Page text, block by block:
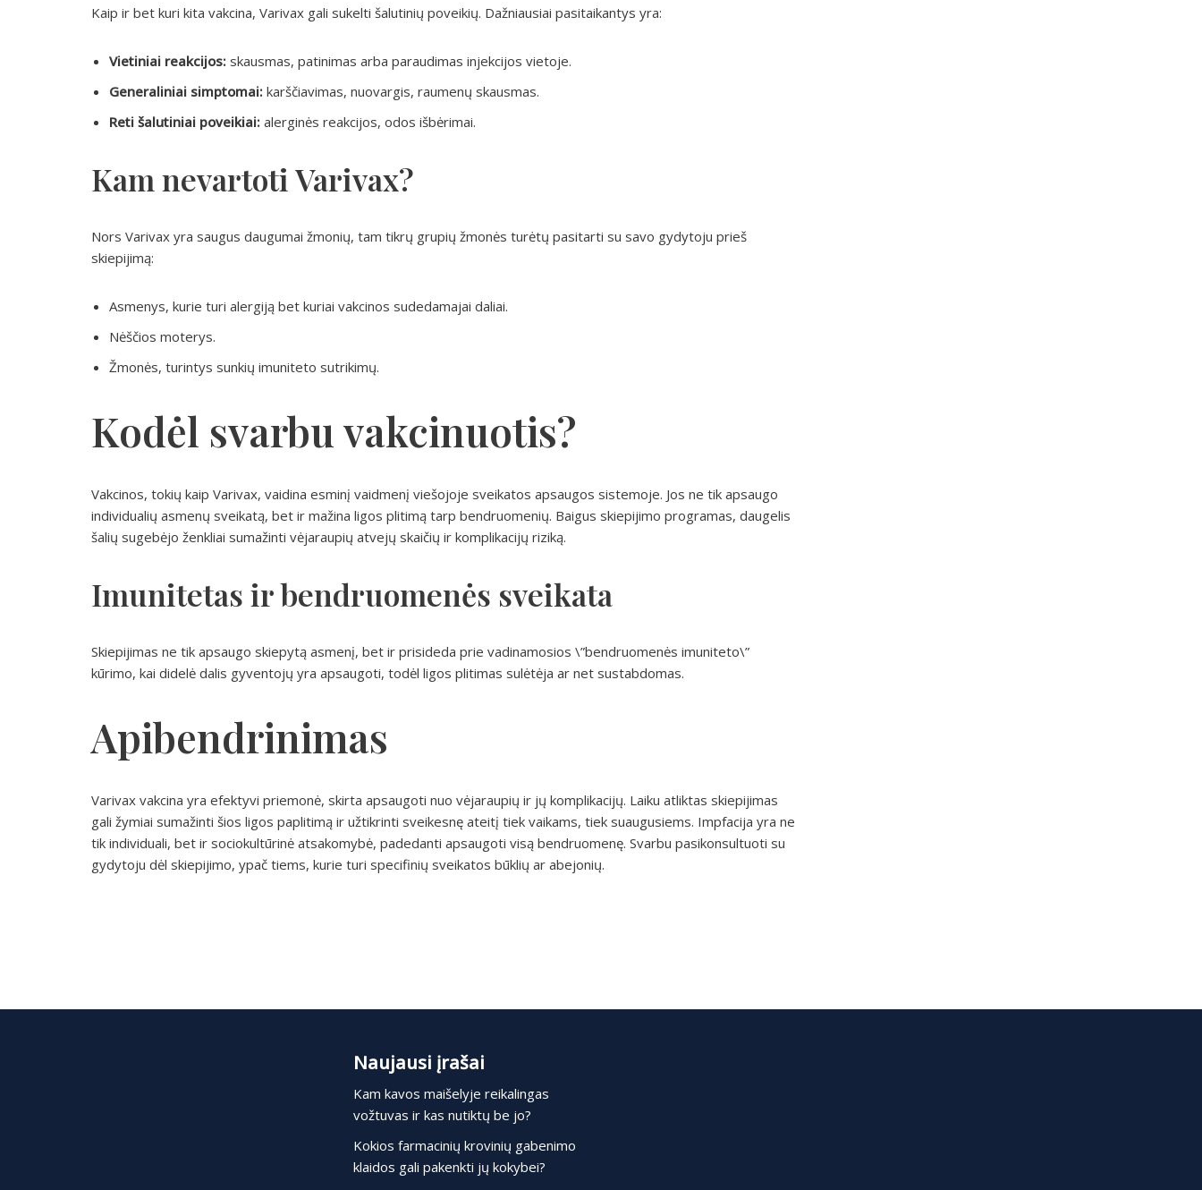
Kaip ir bet kuri kita vakcina, Varivax gali sukelti šalutinių poveikių. Dažniausiai pasitaikantys yra:
Vietiniai reakcijos: skausmas, patinimas arba paraudimas injekcijos vietoje.
Generaliniai simptomai: karščiavimas, nuovargis, raumenų skausmas.
Reti šalutiniai poveikiai: alerginės reakcijos, odos išbėrimai.
Kam nevartoti Varivax?
Nors Varivax yra saugus daugumai žmonių, tam tikrų grupių žmonės turėtų pasitarti su savo gydytoju prieš
skiepijimą:
Asmenys, kurie turi alergiją bet kuriai vakcinos sudedamajai daliai.
Nėščios moterys.
Žmonės, turintys sunkių imuniteto sutrikimų.
Kodėl svarbu vakcinuotis?
Vakcinos, tokių kaip Varivax, vaidina esminį vaidmenį viešojoje sveikatos apsaugos sistemoje. Jos ne tik apsaugo
individualių asmenų sveikatą, bet ir mažina ligos plitimą tarp bendruomenių. Baigus skiepijimo programas, daugelis
šalių sugebėjo ženkliai sumažinti vėjaraupių atvejų skaičių ir komplikacijų riziką.
Imunitetas ir bendruomenės sveikata
Skiepijimas ne tik apsaugo skiepytą asmenį, bet ir prisideda prie vadinamosios \”bendruomenės imuniteto\”
kūrimo, kai didelė dalis gyventojų yra apsaugoti, todėl ligos plitimas sulėtėja ar net sustabdomas.
Apibendrinimas
Varivax vakcina yra efektyvi priemonė, skirta apsaugoti nuo vėjaraupių ir jų komplikacijų. Laiku atliktas skiepijimas
gali žymiai sumažinti šios ligos paplitimą ir užtikrinti sveikesnę ateitį tiek vaikams, tiek suaugusiems. Impfacija yra ne
tik individuali, bet ir sociokultūrinė atsakomybė, padedanti apsaugoti visą bendruomenę. Svarbu pasikonsultuoti su
gydytoju dėl skiepijimo, ypač tiems, kurie turi specifinių sveikatos būklių ar abejonių.
Naujausi įrašai
Kam kavos maišelyje reikalingas
vožtuvas ir kas nutiktų be jo?
Kokios farmacinių krovinių gabenimo
klaidos gali pakenkti jų kokybei?